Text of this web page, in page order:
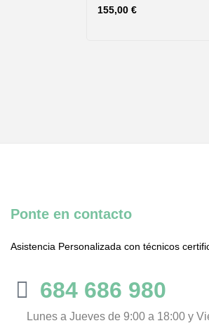
155,00€
Ponte en contacto
Asistencia Personalizada con técnicos
684 686 980
Lunes a Jueves de 9:00 a 18:00 y